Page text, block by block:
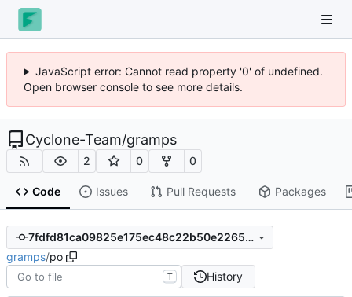
JavaScript error: Cannot read property '0' of undefined.
Open browser console to see more details.
Cyclone-Team/gramps
2 0 0
Code Issues Pull Requests Packages
7fdfd81ca09825e175ec48c22b50e226555c445a
gramps/po
T History